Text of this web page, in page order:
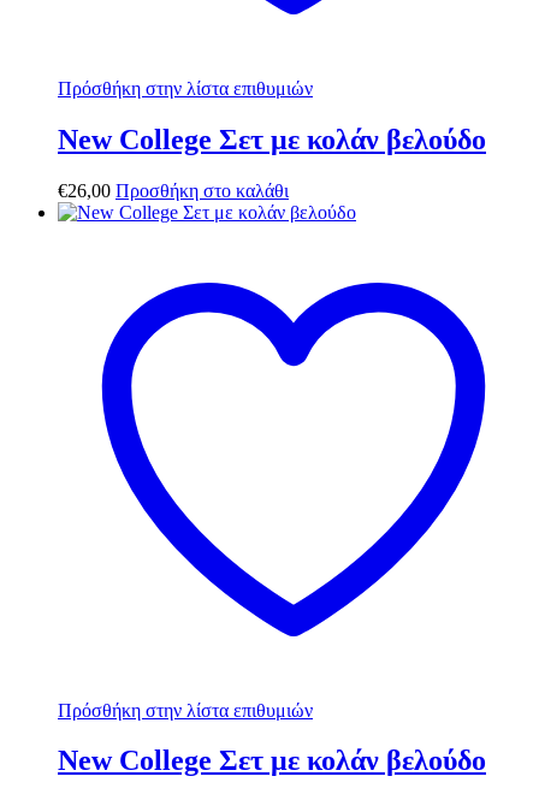
Πρόσθήκη στην λίστα επιθυμιών
New College Σετ με κολάν βελούδο
€26,00 Προσθήκη στο καλάθι
Πρόσθήκη στην λίστα επιθυμιών
New College Σετ με κολάν βελούδο